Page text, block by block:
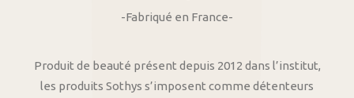
-Fabriqué en France-
Produit de beauté présent depuis 2012 dans l’institut,
les produits Sothys s’imposent comme détenteurs